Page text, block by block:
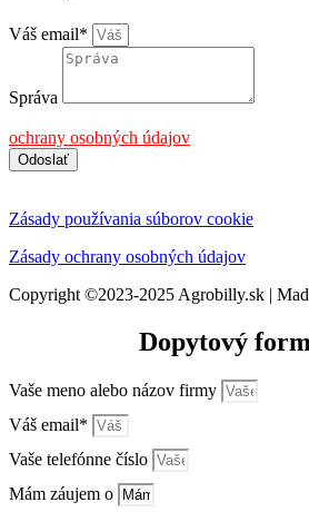
Váš email*
Správa
ochrany osobných údajov
Odoslať
Zásady používania súborov cookie
Zásady ochrany osobných údajov
Copyright ©2023-2025 Agrobilly.sk |
Dopytový
Vaše meno alebo názov firmy
Váš email*
Vaše telefónne číslo
Mám záujem o